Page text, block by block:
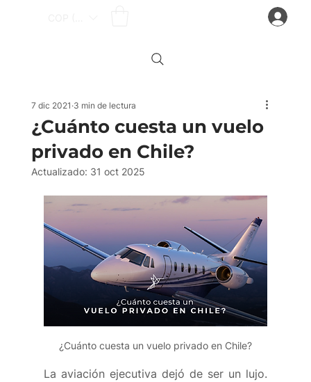
¿Cuánto cuesta un vuelo
privado en Chile?
7 dic 2021 3 min de lectura
Actualizado: 31 oct 2025
¿Cuánto cuesta un vuelo privado en Chile?
La aviación ejecutiva dejó de ser un lujo.